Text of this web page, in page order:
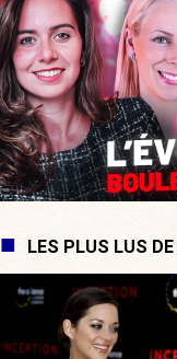
LES PLUS LUS